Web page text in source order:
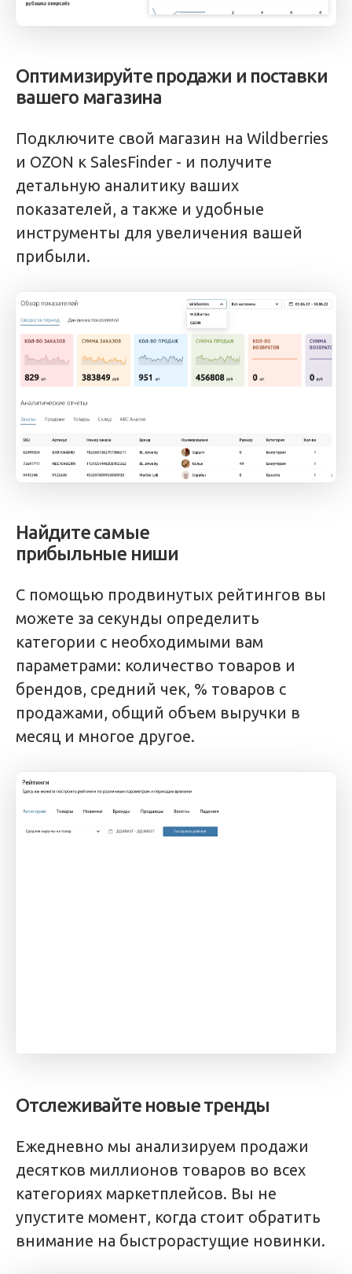
Оптимизируйте продажи и поставки
вашего магазина
Подключите свой магазин на Wildberries
и OZON к SalesFinder - и получите
детальную аналитику ваших
показателей, а также и удобные
инструменты для увеличения вашей
прибыли.
Найдите самые
прибыльные ниши
С помощью продвинутых рейтингов вы
можете за секунды определить
категории с необходимыми вам
параметрами: количество товаров и
брендов, средний чек, % товаров с
продажами, общий объем выручки в
месяц и многое другое.
Отслеживайте новые тренды
Ежедневно мы анализируем продажи
десятков миллионов товаров во всех
категориях маркетплейсов. Вы не
упустите момент, когда стоит обратить
внимание на быстрорастущие новинки.